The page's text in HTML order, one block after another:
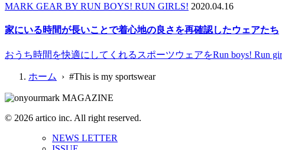
MARK GEAR BY RUN BOYS! RUN GIRLS! 2020.04.16
家にいる時間が長いことで着心地の良さを再確認したウェアたち
おうち時間を快適にしてくれるスポーツウェアをRun boys! Run
ホーム › #This is my sportswear
© 2026 artico inc. All right reserved.
NEWS LETTER